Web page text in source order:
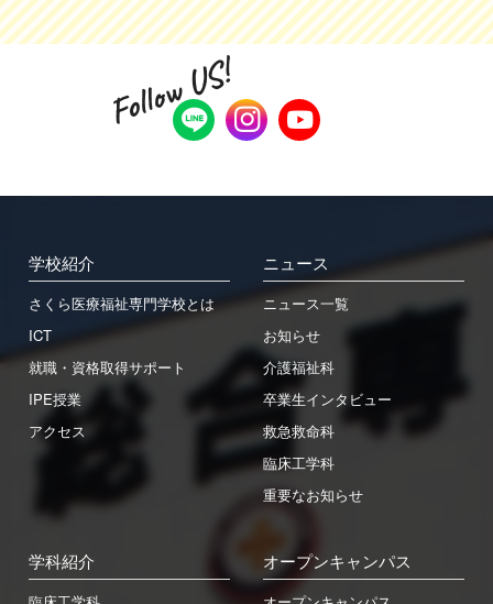
Follow US!
学校紹介
さくら医療福祉専門学校とは
ICT
就職・資格取得サポート
IPE授業
アクセス
ニュース
ニュース一覧
お知らせ
介護福祉科
卒業生インタビュー
救急救命科
臨床工学科
重要なお知らせ
学科紹介 オープンキャンパス